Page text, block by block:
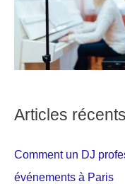
Articles récents
Comment un DJ
événements à Paris